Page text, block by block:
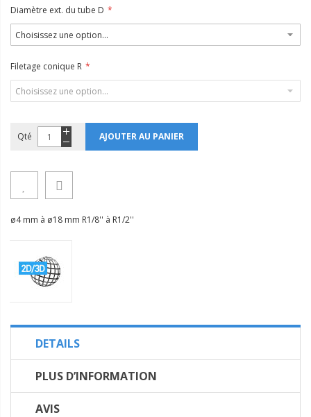
Diamètre ext. du tube D
Filetage conique R
Qté AJOUTER AU PANIER
ø4 mm à ø18 mm R1/8'' à R1/2''
DETAILS
PLUS D’INFORMATION
AVIS